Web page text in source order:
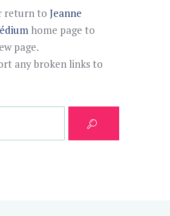
return to Jeanne
home page to
page.
any broken links to